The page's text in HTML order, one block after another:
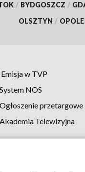
/ BYDGOSZCZ /
OLSZTYN / OPOLE
Emisja w TVP
System NOS
Ogłoszenie przetargowe
Akademia Telewizyjna